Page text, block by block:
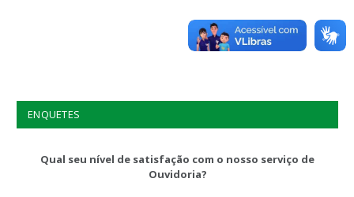
ENQUETES
Qual seu nível de satisfação com o nosso serviço de
Ouvidoria?